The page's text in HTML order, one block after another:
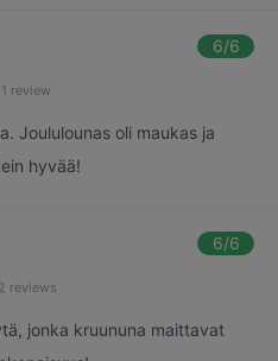
6/6
1 review
Joululounas oli maukas ja
hyvää!
6/6
2 reviews
jonka kruununa maittavat